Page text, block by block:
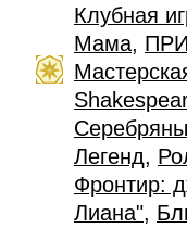
Клубная
Мама,
Легенд,
Фронтир:
Лиана",